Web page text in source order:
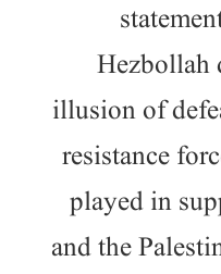
Hezbollah
illusion of
resistance
played in
and the